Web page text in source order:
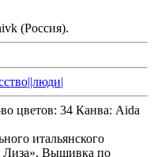
(Россия).
|люди|
цветов: 34 Канва: Aida
итальянского
Лиза». Вышивка по